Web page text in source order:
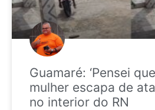
Guamaré: ‘Pensei
mulher escapa de
no interior do RN